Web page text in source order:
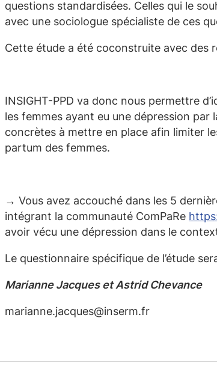
questions standardisées. Celles qui le
avec une sociologue spécialiste de ces
Cette étude a été coconstruite avec des
INSIGHT-PPD va donc nous permettre
les femmes ayant eu une dépression
concrètes à mettre en place afin limiter
partum des femmes.
→ Vous avez accouché dans les 5
intégrant la communauté ComPaRe
avoir vécu une dépression dans le
Le questionnaire spécifique de l’étude
Marianne Jacques et Astrid Chevance
marianne.jacques@inserm.fr